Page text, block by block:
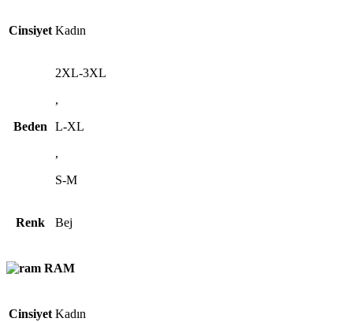
Cinsiyet Kadın
Beden
2XL-3XL
,
L-XL
,
S-M
Renk Bej
RAM
Cinsiyet Kadın